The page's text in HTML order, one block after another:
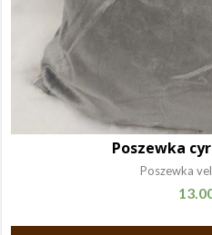
Poszewka
Poszewka